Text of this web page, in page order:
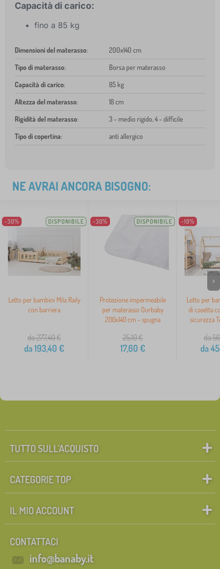
Capacità di carico:
fino a 85 kg
Dimensioni del materasso: 200x140 cm
Tipo di materasso: Borsa per materasso
Capacità di carico: 85 kg
Altezza del materasso: 18 cm
Rigidità del materasso: 3 - medio rigido, 4 - difficile
Tipo di copertina: anti allergico
NE AVRAI ANCORA BISOGNO:
-30% DISPONIBILE
Letto per bambini Mila Raily
con barriera
da 277,40€
da193,40 €
-30% DISPONIBILE
Protezione impermeabile
per materasso Ourbaby
200x140 cm - spugna
25,10€
17,60 €
-19%
Letto per
di casetta
sicurezza
da
da
>
TUTTO SULL’ACQUISTO
CATEGORIE TOP
IL MIO ACCOUNT
CONTATTACI
info@banaby.it